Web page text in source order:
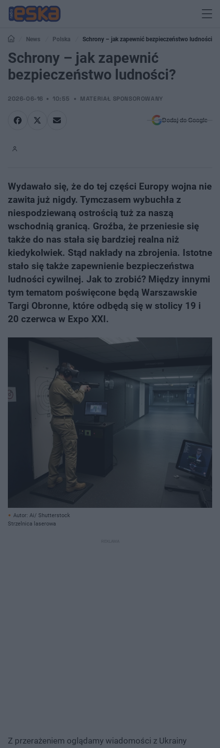
News Polska Schrony – jak zapewnić bezpieczeństwo ludności?
Schrony – jak zapewnić
bezpieczeństwo ludności?
2026-06-16 10:55 MATERIAŁ SPONSOROWANY
Dodaj do Google
Wydawało się, że do tej części Europy wojna nie
zawita już nigdy. Tymczasem wybuchła z
niespodziewaną ostrością tuż za naszą
wschodnią granicą. Groźba, że przeniesie się
także do nas stała się bardziej realna niż
kiedykolwiek. Stąd nakłady na zbrojenia. Istotne
stało się także zapewnienie bezpieczeństwa
ludności cywilnej. Jak to zrobić? Między innymi
tym tematom poświęcone będą Warszawskie
Targi Obronne, które odbędą się w stolicy 19 i
20 czerwca w Expo XXI.
Autor: Ai/ Shutterstock
Strzelnica laserowa
Z przerażeniem oglądamy wiadomości z Ukrainy